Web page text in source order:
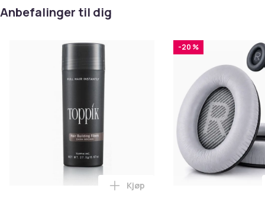
Anbefalinger til dig
Legg Toppik - 27,5g - Dark
Kjøp
-20 %